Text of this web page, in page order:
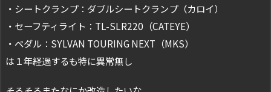
・シートクランプ：ダブルシートクランプ（カロイ）
・セーフティライト：TL-SLR220（CATEYE）
・ペダル：SYLVAN TOURING NEXT（MKS）
は１年経過するも特に異常無し